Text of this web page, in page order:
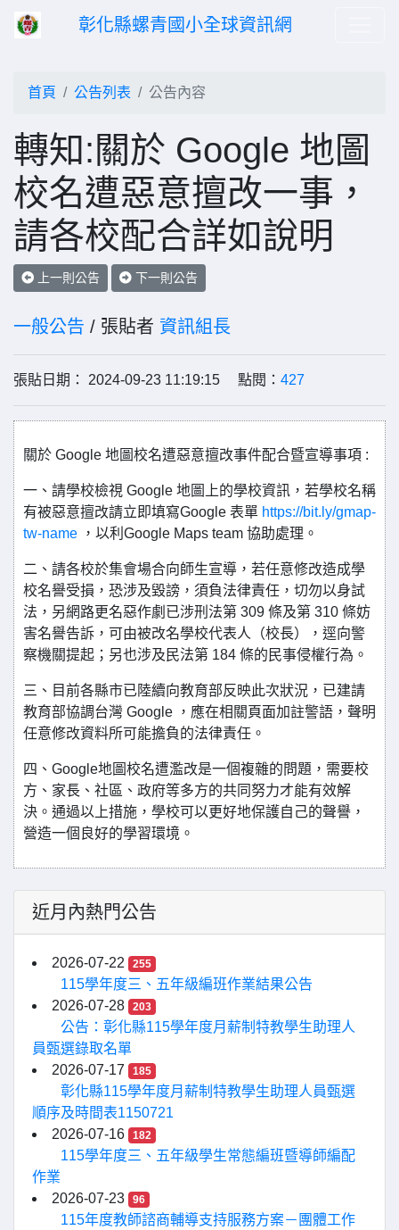
彰化縣螺青國小全球資訊網
首頁 公告列表 公告內容
轉知:關於 Google 地圖
校名遭惡意擅改一事，
請各校配合詳如說明
上一則公告 下一則公告
一般公告 / 張貼者 資訊組長
張貼日期： 2024-09-23 11:19:15 點閱： 427
關於 Google 地圖校名遭惡意擅改事件配合暨宣導事項 :
一、請學校檢視 Google 地圖上的學校資訊，若學校名稱
有被惡意擅改請立即填寫Google 表單 https://bit.ly/gmap-
tw-name ，以利Google Maps team 協助處理。
二、請各校於集會場合向師生宣導，若任意修改造成學
校名譽受損，恐涉及毀謗，須負法律責任，切勿以身試
法，另網路更名惡作劇已涉刑法第 309 條及第 310 條妨
害名譽告訴，可由被改名學校代表人（校長），逕向警
察機關提起；另也涉及民法第 184 條的民事侵權行為。
三、目前各縣市已陸續向教育部反映此次狀況，已建請
教育部協調台灣 Google ，應在相關頁面加註警語，聲明
任意修改資料所可能擔負的法律責任。
四、Google地圖校名遭濫改是一個複雜的問題，需要校
方、家長、社區、政府等多方的共同努力才能有效解
決。通過以上措施，學校可以更好地保護自己的聲譽，
營造一個良好的學習環境。
近月內熱門公告
2026-07-22 255
115學年度三、五年級編班作業結果公告
2026-07-28
203
公告：彰化縣115學年度月薪制特教學生助理人
員甄選錄取名單
2026-07-17
185
彰化縣115學年度月薪制特教學生助理人員甄選
順序及時間表1150721
2026-07-16
182
115學年度三、五年級學生常態編班暨導師編配
作業
2026-07-23
96
115年度教師諮商輔導支持服務方案－團體工作